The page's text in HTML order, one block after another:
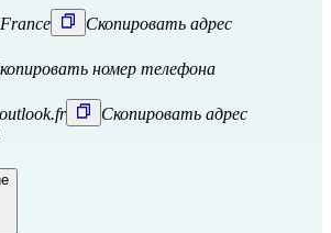
Скопировать адрес
номер телефона
Скопировать адрес